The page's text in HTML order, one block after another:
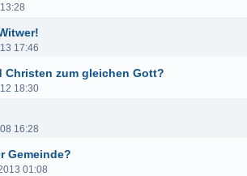
17:46
Christen zum gleichen Gott?
18:30
16:28
Gemeinde?
01:08